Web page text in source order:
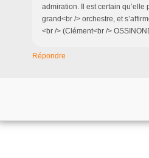
admiration. Il est certain
grand<br /> orchestre, et
<br /> (Clément<br />
Répondre